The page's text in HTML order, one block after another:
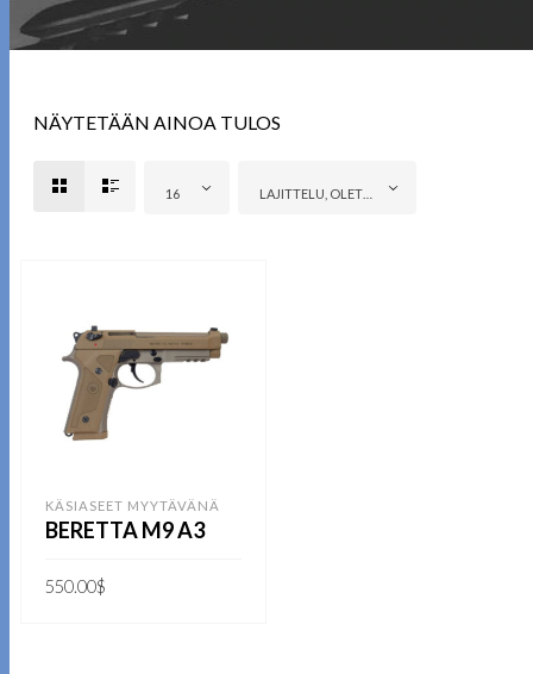
NÄYTETÄÄN AINOA TULOS
16 LAJITTELU, OLETUSTAPA
KÄSIASEET MYYTÄVÄNÄ
BERETTA M9 A3
550.00$